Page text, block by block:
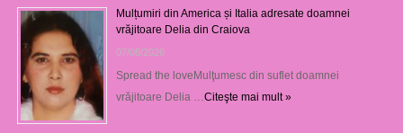
Mulțumiri din America și Italia adresate doamnei
vrăjitoare Delia din Craiova
07/08/2026
Spread the loveMulţumesc din suflet doamnei
vrăjitoare Delia …Citeşte mai mult »